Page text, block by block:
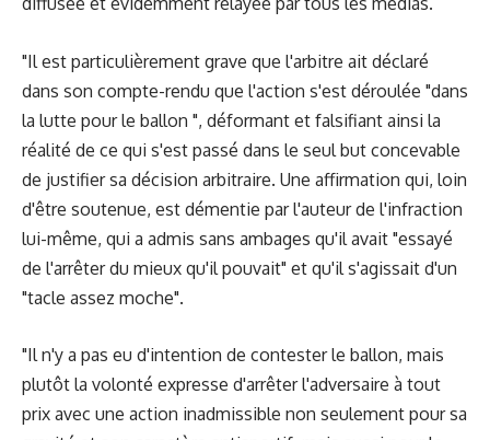
"Il est particulièrement grave que l'arbitre ait déclaré
dans son compte-rendu que l'action s'est déroulée "dans
la lutte pour le ballon ", déformant et falsifiant ainsi la
réalité de ce qui s'est passé dans le seul but concevable
de justifier sa décision arbitraire. Une affirmation qui, loin
d'être soutenue, est démentie par l'auteur de l'infraction
lui-même, qui a admis sans ambages qu'il avait "essayé
de l'arrêter du mieux qu'il pouvait" et qu'il s'agissait d'un
"tacle assez moche".
"Il n'y a pas eu d'intention de contester le ballon, mais
plutôt la volonté expresse d'arrêter l'adversaire à tout
prix avec une action inadmissible non seulement pour sa